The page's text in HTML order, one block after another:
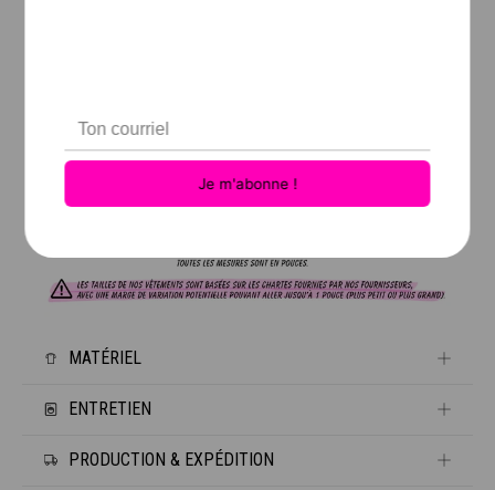
MATÉRIEL
Coupe Unisexe
ENTRETIEN
PRODUCTION & EXPÉDITION